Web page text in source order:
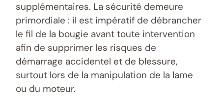
supplémentaires. La sécurité demeure
primordiale : il est impératif de débrancher
le fil de la bougie avant toute intervention
afin de supprimer les risques de
démarrage accidentel et de blessure,
surtout lors de la manipulation de la lame
ou du moteur.